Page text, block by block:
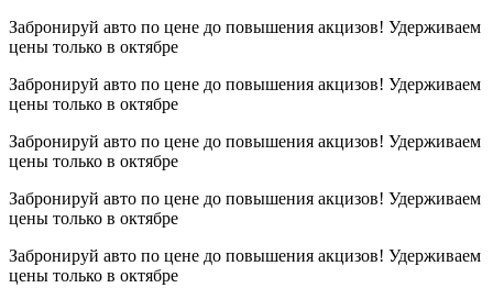
Забронируй авто по цене до повышения акцизов! Удерживаем
цены только в октябре
Забронируй авто по цене до повышения акцизов! Удерживаем
цены только в октябре
Забронируй авто по цене до повышения акцизов! Удерживаем
цены только в октябре
Забронируй авто по цене до повышения акцизов! Удерживаем
цены только в октябре
Забронируй авто по цене до повышения акцизов! Удерживаем
цены только в октябре